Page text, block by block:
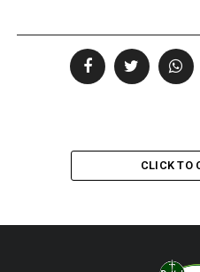
CLICK TO